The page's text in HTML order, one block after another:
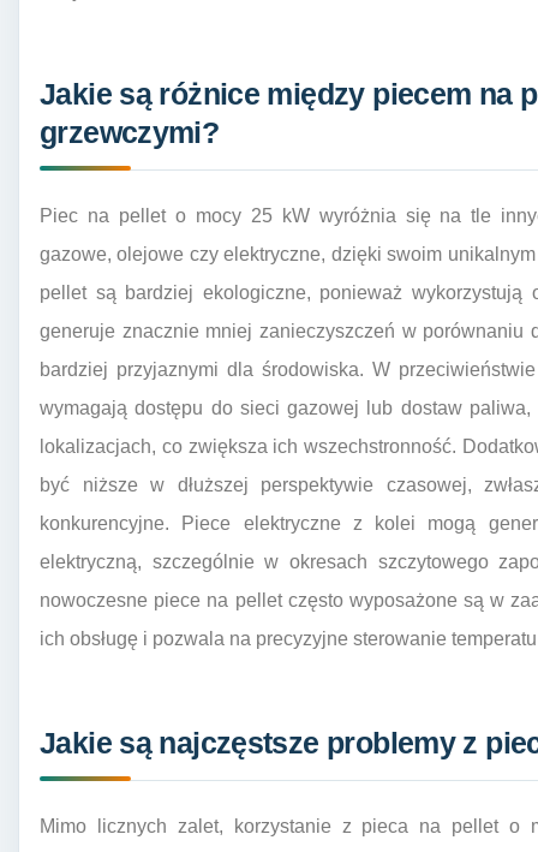
Jakie są różnice między piecem na
grzewczymi?
Piec na pellet o mocy 25 kW wyróżnia się na tle
gazowe, olejowe czy elektryczne, dzięki swoim
pellet są bardziej ekologiczne, ponieważ wykorzystują
generuje znacznie mniej zanieczyszczeń w
bardziej przyjaznymi dla środowiska. W
wymagają dostępu do sieci gazowej lub dostaw
lokalizacjach, co zwiększa ich wszechstronność.
być niższe w dłuższej perspektywie czasowej,
konkurencyjne. Piece elektryczne z kolei mogą
elektryczną, szczególnie w okresach szczytowego
nowoczesne piece na pellet często wyposażone są w
ich obsługę i pozwala na precyzyjne sterowanie
Jakie są najczęstsze problemy z
Mimo licznych zalet, korzystanie z pieca na pellet